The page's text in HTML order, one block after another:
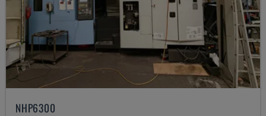
NHP6300